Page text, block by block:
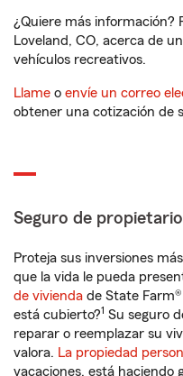
¿Quiere más información?
Loveland, CO, acerca de
vehículos recreativos.
Llame o envíe un correo
obtener una cotización de
Seguro de
Proteja sus inversiones
que la vida le pueda
de vivienda de State
está cubierto?1 Su seguro
reparar o reemplazar su
valora. La propiedad
vacaciones, está haciendo